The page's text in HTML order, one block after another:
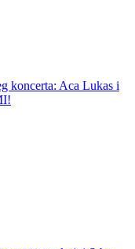
koncerta: Aca Lukas i